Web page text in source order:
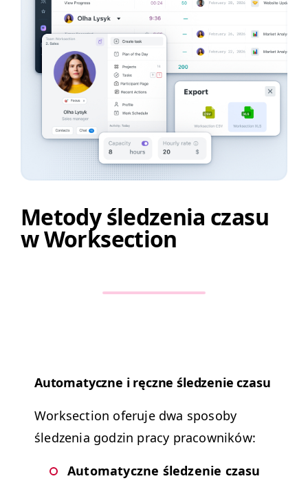
Metody śledzenia czasu
w Worksection
Automaty­czne i ręczne śledze­nie czasu
Work­sec­tion ofer­u­je dwa sposo­by
śledzenia godzin pra­cy pracowników:
Automaty­czne śledze­nie cza­su